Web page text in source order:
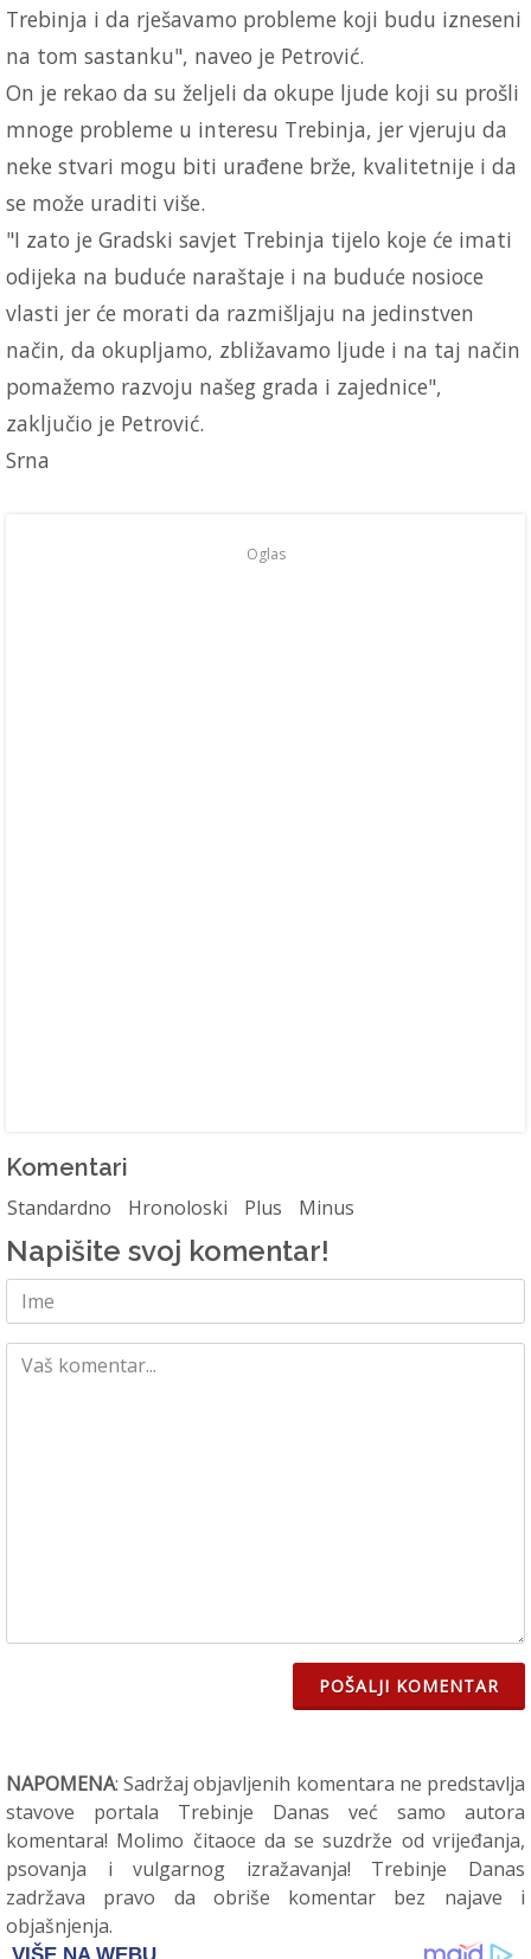
Trebinja i da rješavamo probleme koji budu izneseni
na tom sastanku", naveo je Petrović.
On je rekao da su željeli da okupe ljude koji su prošli
mnoge probleme u interesu Trebinja, jer vjeruju da
neke stvari mogu biti urađene brže, kvalitetnije i da
se može uraditi više.
"I zato je Gradski savjet Trebinja tijelo koje će imati
odijeka na buduće naraštaje i na buduće nosioce
vlasti jer će morati da razmišljaju na jedinstven
način, da okupljamo, zbližavamo ljude i na taj način
pomažemo razvoju našeg grada i zajednice",
zaključio je Petrović.
Srna
Oglas
Komentari
Standardno Hronoloski Plus Minus
Napišite svoj komentar!
POŠALJI KOMENTAR
NAPOMENA: Sadržaj objavljenih komentara ne predstavlja
stavove portala Trebinje Danas već samo autora
komentara! Molimo čitaoce da se suzdrže od vrijeđanja,
psovanja i vulgarnog izražavanja! Trebinje Danas
zadržava pravo da obriše komentar bez najave i
objašnjenja.